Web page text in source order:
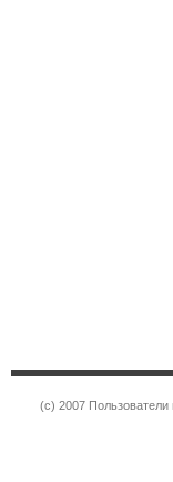
(c) 2007 Пользователи